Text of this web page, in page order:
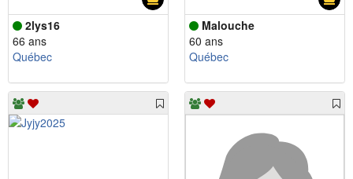
2lys16
66 ans
Québec
Malouche
60 ans
Québec